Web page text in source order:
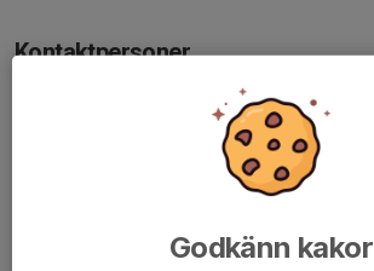
Kontaktpersoner
r.melin87@gmail.com
Godkänn kakor